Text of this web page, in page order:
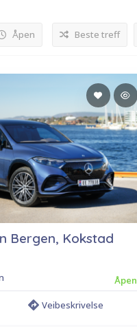
Åpen Beste treff
Bergen, Kokstad
Åpen
Veibeskrivelse